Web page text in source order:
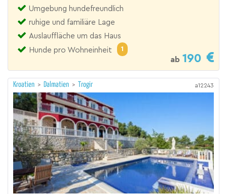
Umgebung hundefreundlich
ruhige und familiäre Lage
Auslauffläche um das Haus
Hunde pro Wohneinheit
1
ab 190
Kroatien > Dalmatien > Trogir a12243